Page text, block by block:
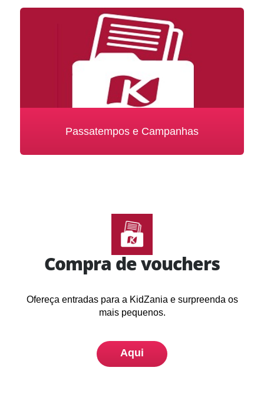
Passatempos e Campanhas
Compra de vouchers
Ofereça entradas para a KidZania e surpreenda os
mais pequenos.
Aqui